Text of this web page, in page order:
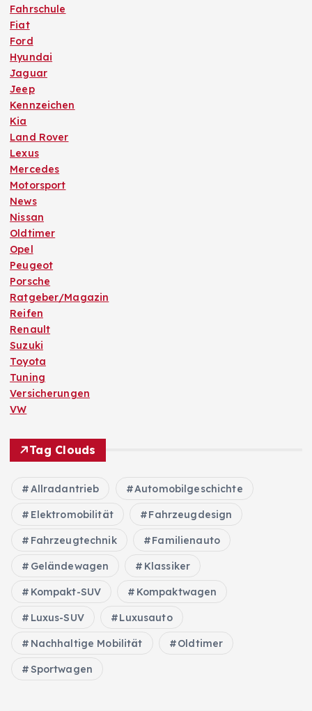
Fahrschule
Fiat
Ford
Hyundai
Jaguar
Jeep
Kennzeichen
Kia
Land Rover
Lexus
Mercedes
Motorsport
News
Nissan
Oldtimer
Opel
Peugeot
Porsche
Ratgeber/Magazin
Reifen
Renault
Suzuki
Toyota
Tuning
Versicherungen
VW
Tag Clouds
Allradantrieb Automobilgeschichte
Elektromobilität Fahrzeugdesign
Fahrzeugtechnik Familienauto
Geländewagen Klassiker
Kompakt-SUV Kompaktwagen
Luxus-SUV Luxusauto
Nachhaltige Mobilität Oldtimer
Sportwagen